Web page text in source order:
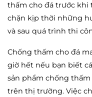
thấm cho đá trước khi
chặn kịp thời những
và sau quá trình thi
Chống thấm cho đá
giờ hết nếu bạn biết
sản phẩm chống
trên thị trường. Việc